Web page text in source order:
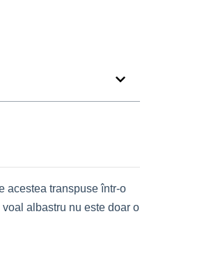
acestea transpuse într-o
albastru nu este doar o